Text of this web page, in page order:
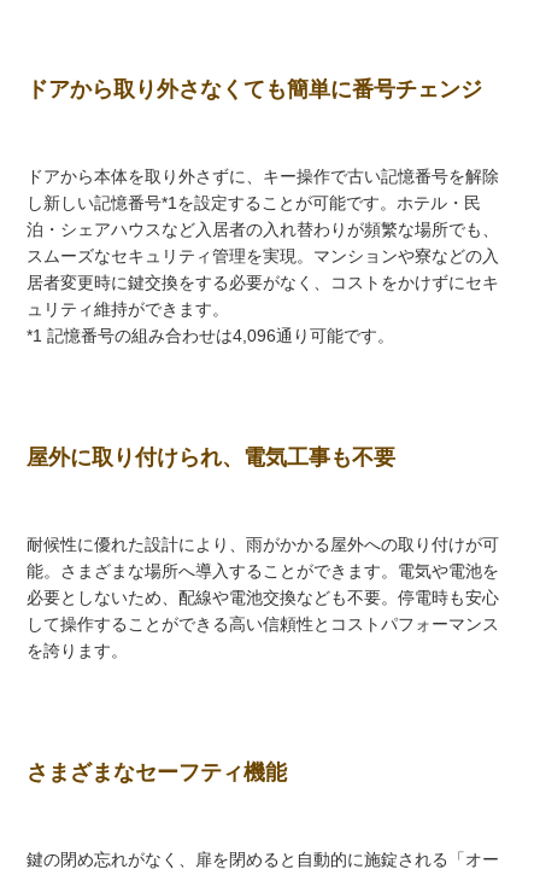
ドアから取り外さなくても簡単に番号チェンジ
ドアから本体を取り外さずに、キー操作で古い記憶番号を解除
し新しい記憶番号*1を設定することが可能です。ホテル・民
泊・シェアハウスなど入居者の入れ替わりが頻繁な場所でも、
スムーズなセキュリティ管理を実現。マンションや寮などの入
居者変更時に鍵交換をする必要がなく、コストをかけずにセキ
ュリティ維持ができます。
*1 記憶番号の組み合わせは4,096通り可能です。
屋外に取り付けられ、電気工事も不要
耐候性に優れた設計により、雨がかかる屋外への取り付けが可
能。さまざまな場所へ導入することができます。電気や電池を
必要としないため、配線や電池交換なども不要。停電時も安心
して操作することができる高い信頼性とコストパフォーマンス
を誇ります。
さまざまなセーフティ機能
鍵の閉め忘れがなく、扉を閉めると自動的に施錠される「オー